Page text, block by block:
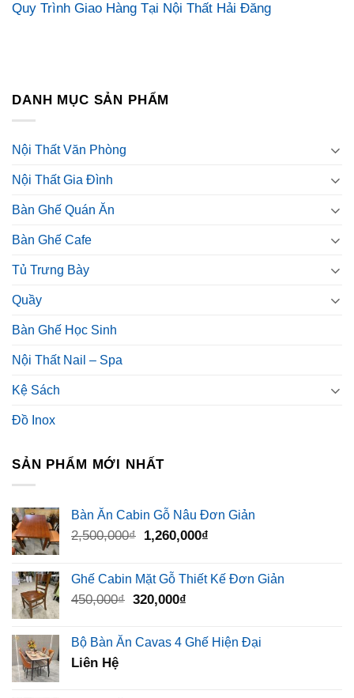
Quy Trình Giao Hàng Tại Nội Thất Hải Đăng
DANH MỤC SẢN PHẨM
Nội Thất Văn Phòng
Nội Thất Gia Đình
Bàn Ghế Quán Ăn
Bàn Ghế Cafe
Tủ Trưng Bày
Quầy
Bàn Ghế Học Sinh
Nội Thất Nail – Spa
Kệ Sách
Đồ Inox
SẢN PHẨM MỚI NHẤT
Bàn Ăn Cabin Gỗ Nâu Đơn Giản
2,500,000₫ Giá
2,500,000₫.
1,260,000₫
là:
Ghế Cabin Mặt Gỗ Thiết Kế Đơn Giản
450,000₫ Giá
là:
450,000₫.
320,000₫
tại
là:
Bộ Bàn Ăn Cavas 4 Ghế Hiện Đại
Liên Hệ